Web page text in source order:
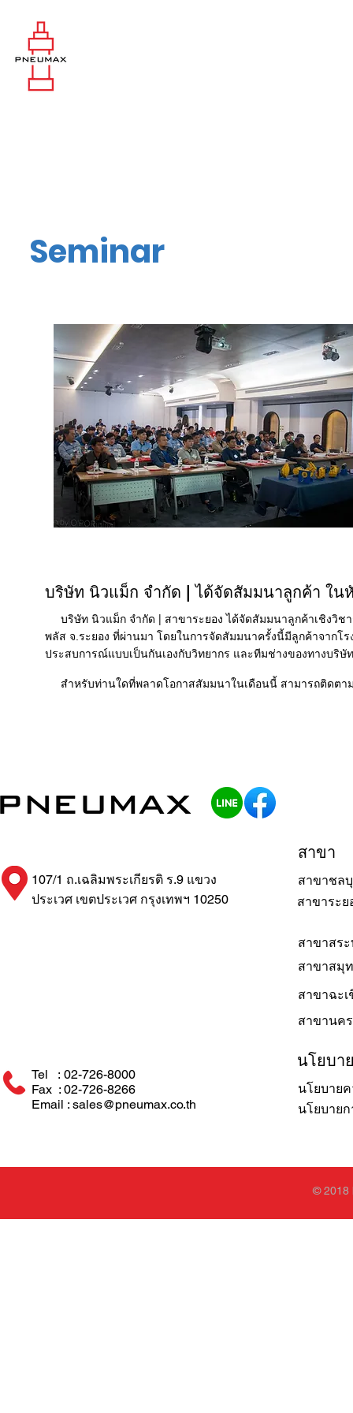
Seminar
บริษัท นิวแม็ก จำกัด | ได้จัดสัมมนาลูกค้า ใ
บริษัท นิวแม็ก จำกัด | สาขาระยอง ได้จัดสัมมนาลูกค้าเชิงวิช
พลัส จ.ระยอง ที่ผ่านมา โดยในการจัดสัมมนาครั้งนี้มีลูกค้าจากโ
ประสบการณ์แบบเป็นกันเองกับวิทยากร และทีมช่างของทางบริษั
สำหรับท่านใดที่พลาดโอกาสสัมมนาในเดือนนี้ สามารถติดตา
สาขาระย
107/1 ถ.เฉลิมพระเกียรติ ร.9 แขวง
ประเวศ เขตประเวศ กรุงเทพฯ 10250
สาขา
สาขาสร
สาขาชล
สาขาสมุ
สาขาฉะเ
สาขานค
Tel : 02-726-8000
Fax : 02-726-8266
Email : sales@pneumax.co.th
นโยบา
นโยบาย
นโยบาย
© 2018